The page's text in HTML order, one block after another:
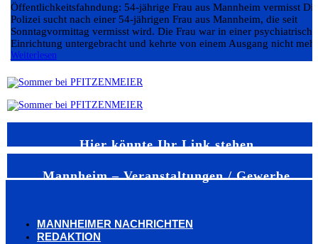
Öffentlichkeitsfahndung: 54-jährige Frau aus Mannheim vermisst Die
Polizei sucht nach einer 54-jährigen Frau aus Mannheim, die seit
Sonntagvormittag vermisst wird. Die Frau war in einer
Einrichtung untergebracht und kehrte von einem Ausgang nicht
Weiterlesen
Hier könnte Ihr Link stehen
Mannheim – Veranstaltungen / Gewerbe
MANNHEIMER NACHRICHTEN
REDAKTION